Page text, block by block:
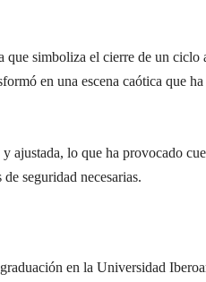
que simboliza el cierre de un ciclo
en una escena caótica que
ajustada, lo que ha provocado
seguridad necesarias.
en la Universidad